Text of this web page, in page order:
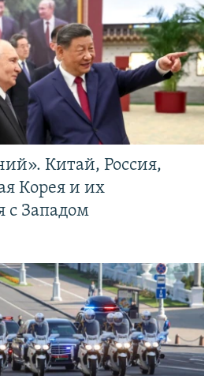
Китай, Россия,
Корея и их
с Западом